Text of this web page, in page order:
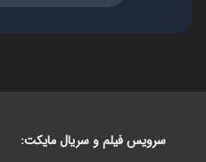
سرویس فیلم و سریال مایکت: